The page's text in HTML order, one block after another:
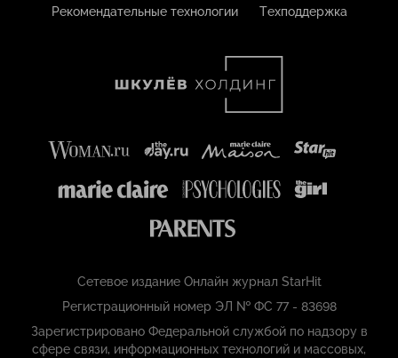
Рекомендательные технологии
Техподдержка
Сетевое издание Онлайн журнал StarHit
Регистрационный номер ЭЛ № ФС 77 - 83698
Зарегистрировано Федеральной службой по надзору в
сфере связи, информационных технологий и массовых,